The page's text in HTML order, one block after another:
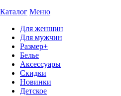
Каталог Меню
Для женщин
Для мужчин
Размер+
Белье
Аксессуары
Скидки
Новинки
Детское